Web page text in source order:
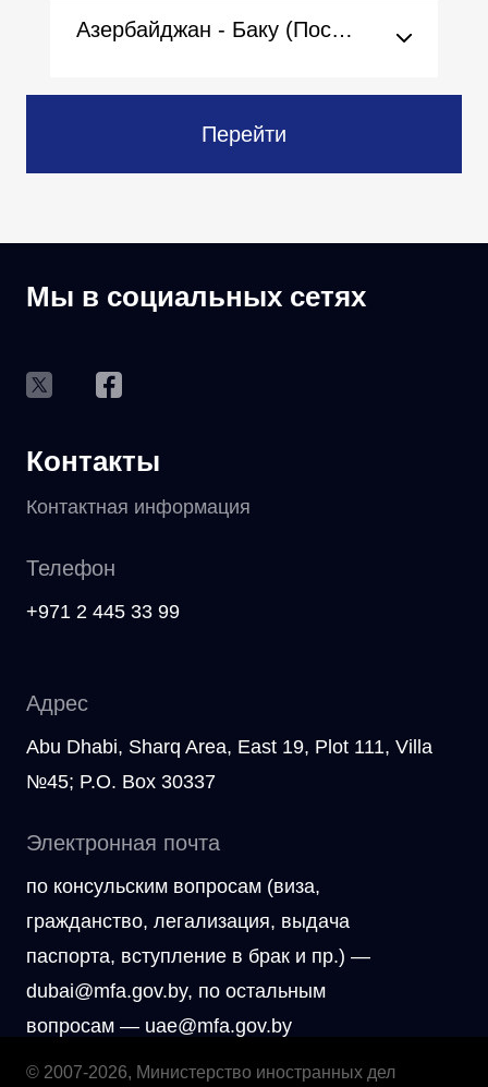
Азербайджан - Баку (Посольство)
Перейти
Мы в социальных сетях
Контакты
Контактная информация
Телефон
+971 2 445 33 99
Адрес
Abu Dhabi, Sharq Area, East 19, Plot 111, Villa
№45; P.O. Box 30337
Электронная почта
по консульским вопросам (виза,
гражданство, легализация, выдача
паспорта, вступление в брак и пр.) —
dubai@mfa.gov.by, по остальным
вопросам — uae@mfa.gov.by
© 2007-2026, Министерство иностранных дел